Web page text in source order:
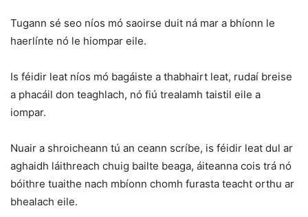
Tugann sé seo níos mó saoirse duit ná mar a bhíonn le
haerlínte nó le hiompar eile.
Is féidir leat níos mó bagáiste a thabhairt leat, rudaí breise
a phacáil don teaghlach, nó fiú trealamh taistil eile a
iompar.
Nuair a shroicheann tú an ceann scríbe, is féidir leat dul ar
aghaidh láithreach chuig bailte beaga, áiteanna cois trá nó
bóithre tuaithe nach mbíonn chomh furasta teacht orthu ar
bhealach eile.